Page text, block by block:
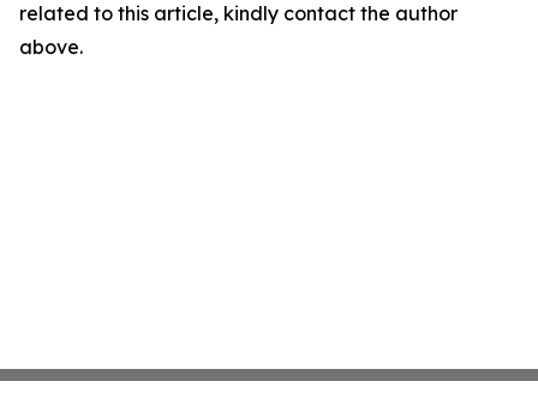
related to this article, kindly contact the author
above.